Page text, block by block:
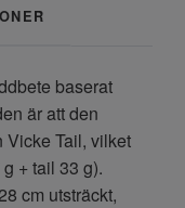
baserat
är att den
Vicke Tail, vilket
+ tail 33 g).
cm utsträckt,